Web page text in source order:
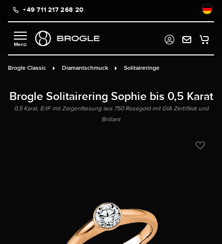
springen
+49 711 217 268 20
Brogle Classic Diamantschmuck Solitaireringe
Brogle Solitairering Sophie bis 0,5 Karat
0,5 Karat, E/IF mit Zargenfassung aus 750 Roségold mit GIA Zertifikat und
Brillant